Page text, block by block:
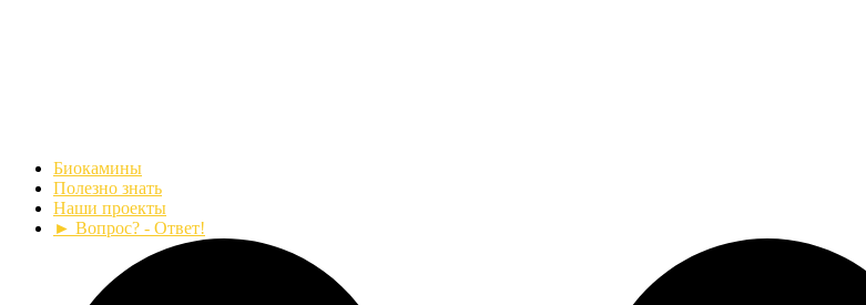
Биокамины
Полезно знать
Наши проекты
► Вопрос? - Ответ!